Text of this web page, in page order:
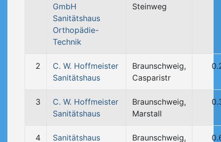
GmbH
Sanitätshaus
Orthopädie-
Technik
Steinweg
2
C. W. Hoffmeister
Sanitätshaus
Braunschweig,
Casparistr
3
C. W. Hoffmeister
Sanitätshaus
Braunschweig,
Marstall
4
Sanitätshaus
Braunschweig,